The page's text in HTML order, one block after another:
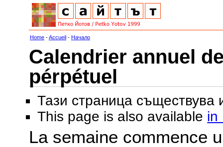
Home -Accueil - Начало
Calendrier annuel
pérpétuel
Тази страница съществува
This page is also available in
La semaine commence